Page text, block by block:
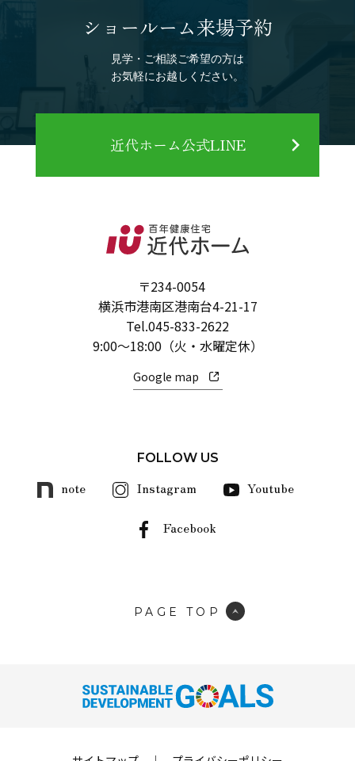
ショールーム来場予約
見学・ご相談ご希望の方は
お気軽にお越しください。
近代ホーム公式LINE
〒234-0054
横浜市港南区港南台4-21-17
Tel.045-833-2622
9:00～18:00（火・水曜定休）
Google map
FOLLOW US
note Instagram Youtube
Facebook
PAGE TOP